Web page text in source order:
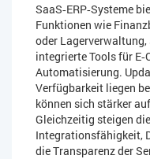
SaaS‑ERP‑Systeme
Funktionen wie
oder
integrierte Tools für
Automatisierung.
Verfügbarkeit liegen
können sich stärker
Gleichzeitig steigen
Integrationsfähigkeit,
die Transparenz der